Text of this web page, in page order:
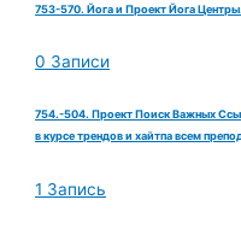
753-570. Йога и Проект Йога
0 Записи
754.-504. Проект Поиск Важных
в курсе трендов и хайтпа всем
1 Запись